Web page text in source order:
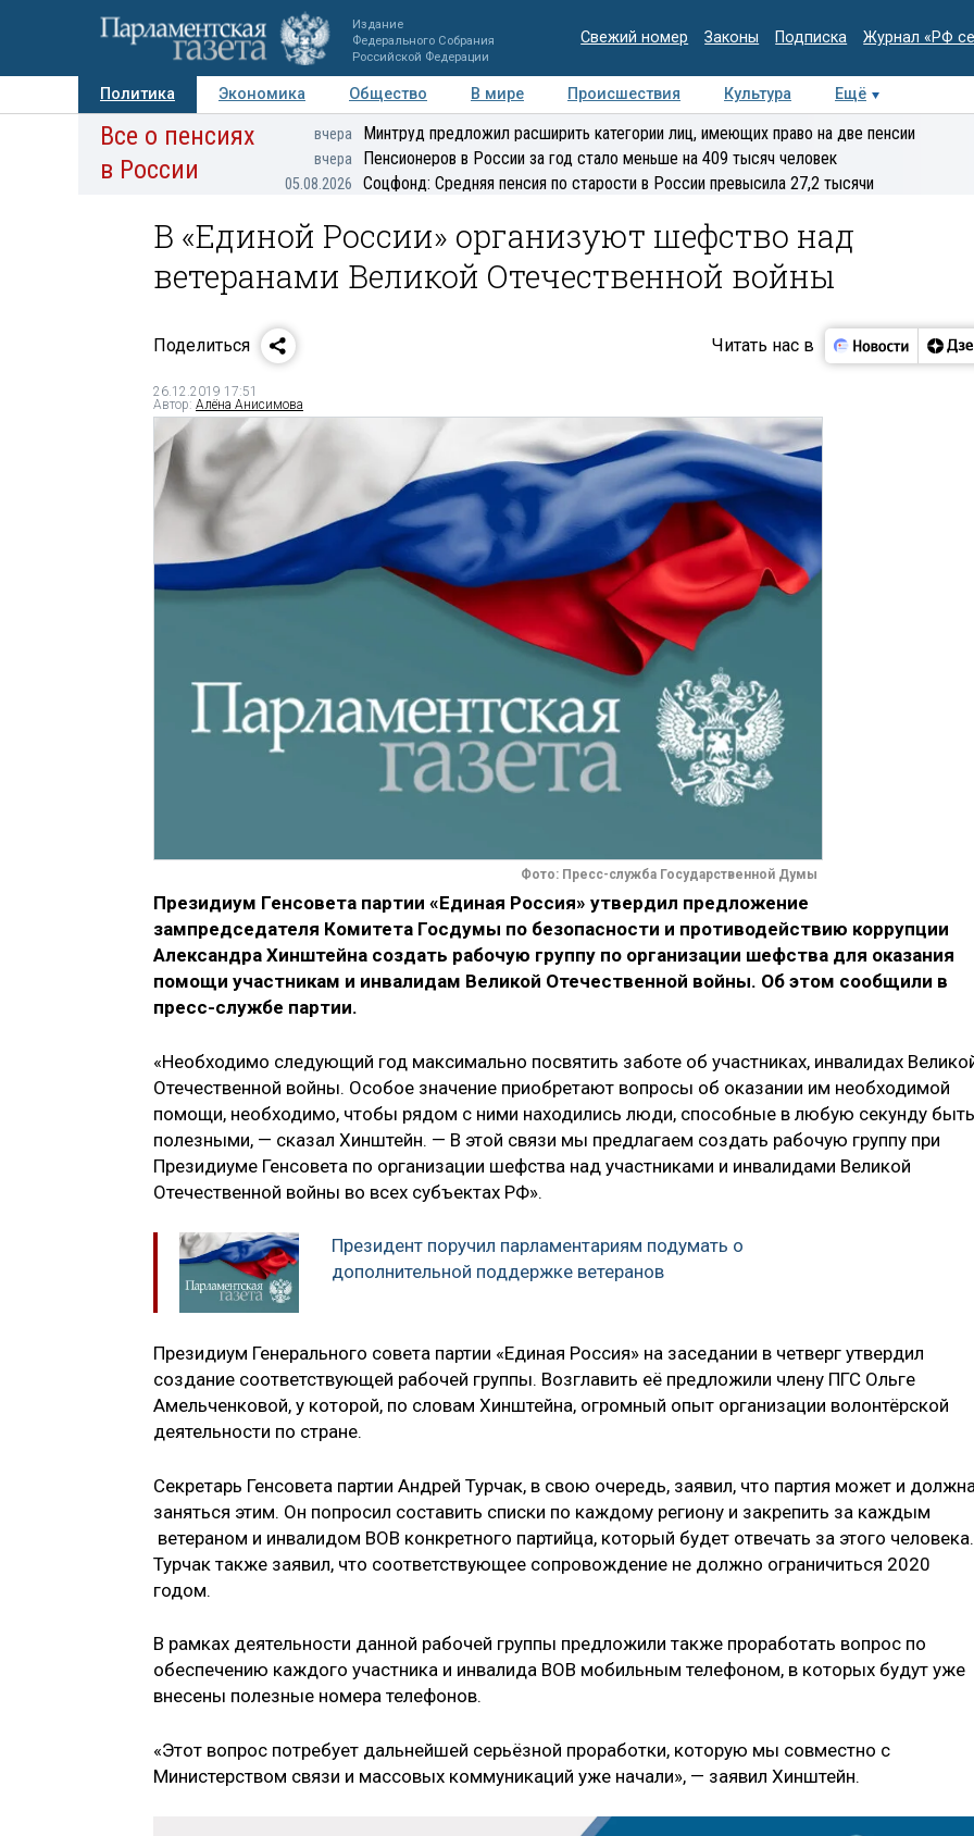
Издание
Федерального Собрания
Российской Федерации
Свежий номер Законы Подписка Журнал «РФ
Политика Экономика Общество В мире Происшествия Культура
Ещё
Авторы Персоны Мнения Регионы Медиацентр Интервью Колумнисты
Все о пенсиях
в России
вчера Минтруд предложил расширить категории лиц, имеющих право на две пенсии
вчера Пенсионеров в России за год стало меньше на 409 тысяч человек
05.08.2026 Соцфонд: Средняя пенсия по старости в России превысила 27,2 тысячи
В «Единой России» организуют шефство над
ветеранами Великой Отечественной войны
Поделиться Читать нас в
26.12.2019 17:51
Автор: Алёна Анисимова
Фото: Пресс-служба Государственной Думы
Президиум Генсовета партии «Единая Россия» утвердил предложение
зампредседателя Комитета Госдумы по безопасности и противодействию коррупции
Александра Хинштейна создать рабочую группу по организации шефства для оказания
помощи участникам и инвалидам Великой Отечественной войны. Об этом сообщили в
пресс-службе партии.
«Необходимо следующий год максимально посвятить заботе об участниках, инвалидах
Отечественной войны. Особое значение приобретают вопросы об оказании им необходимой
помощи, необходимо, чтобы рядом с ними находились люди, способные в любую секунду быть
полезными, — сказал Хинштейн. — В этой связи мы предлагаем создать рабочую группу при
Президиуме Генсовета по организации шефства над участниками и инвалидами Великой
Отечественной войны во всех субъектах РФ».
Президент поручил парламентариям подумать о
дополнительной поддержке ветеранов
Президиум Генерального совета партии «Единая Россия» на заседании в четверг утвердил
создание соответствующей рабочей группы. Возглавить её предложили члену ПГС Ольге
Амельченковой, у которой, по словам Хинштейна, огромный опыт организации волонтёрской
деятельности по стране.
Секретарь Генсовета партии Андрей Турчак, в свою очередь, заявил, что партия может и
заняться этим. Он попросил составить списки по каждому региону и закрепить за каждым
ветераном и инвалидом ВОВ конкретного партийца, который будет отвечать за этого человека.
Турчак также заявил, что соответствующее сопровождение не должно ограничиться 2020
годом.
В рамках деятельности данной рабочей группы предложили также проработать вопрос по
обеспечению каждого участника и инвалида ВОВ мобильным телефоном, в которых будут уже
внесены полезные номера телефонов.
«Этот вопрос потребует дальнейшей серьёзной проработки, которую мы совместно с
Министерством связи и массовых коммуникаций уже начали», — заявил Хинштейн.